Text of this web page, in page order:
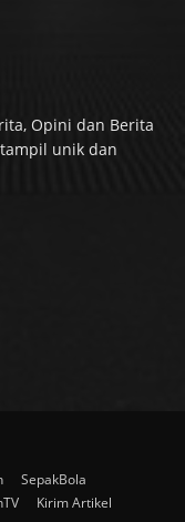
Opini dan Berita
unik dan
SepakBola
Kirim Artikel